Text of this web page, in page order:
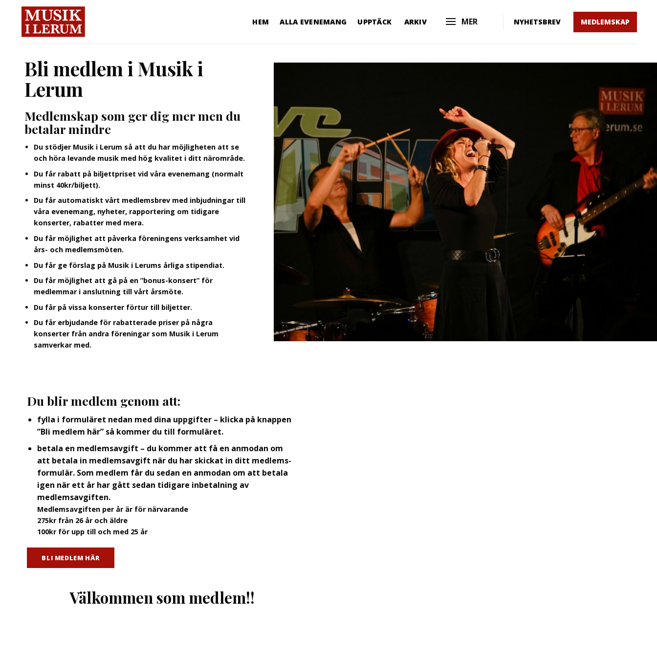
content
HEM ALLA EVENEMANG UPPTÄCK ARKIV MER NYHETSBREV MEDLEMSKAP
Bli medlem i Musik i
Lerum
Medlemskap som ger dig mer men du
betalar mindre
Du stödjer Musik i Lerum så att du har möjligheten att se
och höra levande musik med hög kvalitet i ditt närområde.
Du får rabatt på biljettpriset vid våra evenemang (normalt
minst 40kr/biljett).
Du får automatiskt vårt medlemsbrev med inbjudningar till
våra evenemang, nyheter, rapportering om tidigare
konserter, rabatter med mera.
Du får möjlighet att påverka föreningens verksamhet vid
års- och medlemsmöten.
Du får ge förslag på Musik i Lerums årliga stipendiat.
Du får möjlighet att gå på en ”bonus-konsert” för
medlemmar i anslutning till vårt årsmöte.
Du får på vissa konserter förtur till biljetter.
Du får erbjudande för rabatterade priser på några
konserter från andra föreningar som Musik i Lerum
samverkar med.
Du blir medlem genom att:
fylla i formuläret nedan med dina uppgifter – klicka på knappen
”Bli medlem här” så kommer du till formuläret.
betala en medlemsavgift – du kommer att få en anmodan om
att betala in medlemsavgift när du har skickat in ditt medlems-
formulär. Som medlem får du sedan en anmodan om att betala
igen när ett år har gått sedan tidigare inbetalning av
medlemsavgiften.
Medlemsavgiften per år är för närvarande
275kr från 26 år och äldre
100kr för upp till och med 25 år
BLI MEDLEM HÄR
Välkommen som medlem!!